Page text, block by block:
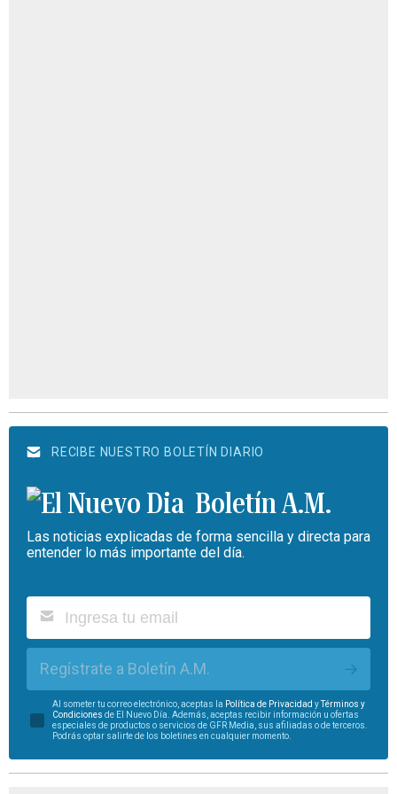
RECIBE NUESTRO BOLETÍN DIARIO
Boletín A.M.
Las noticias explicadas de forma sencilla y directa para
entender lo más importante del día.
Regístrate a Boletín A.M.
Al someter tu correo electrónico, aceptas la Política de Privacidad yTérminos y
Condiciones de El Nuevo Día. Además, aceptas recibir información u ofertas
especiales de productos o servicios de GFR Media, sus afiliadas o de terceros.
Podrás optar salirte de los boletines en cualquier momento.